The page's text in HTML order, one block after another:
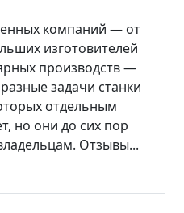
компаний — от
изготовителей
производств —
задачи станки
отдельным
но они до сих пор
Отзывы...